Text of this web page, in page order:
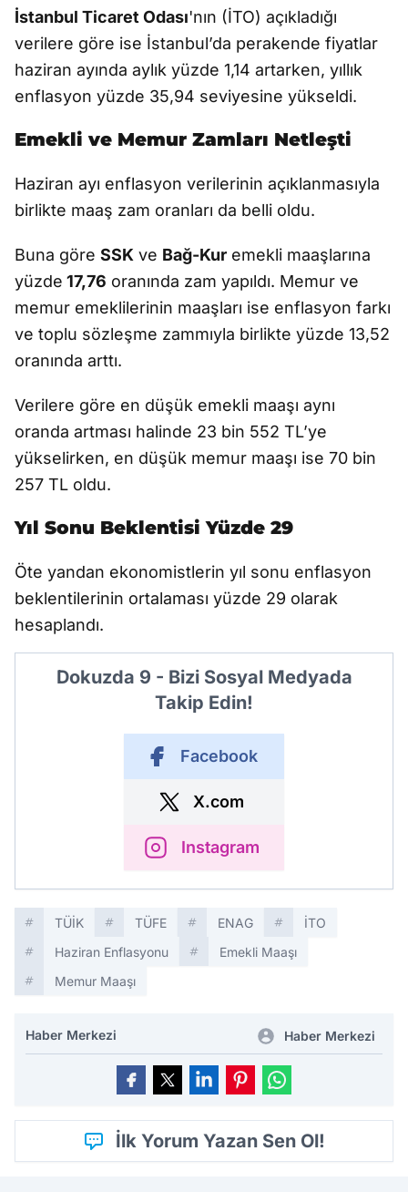
İstanbul Ticaret Odası'nın (İTO) açıkladığı
verilere göre ise İstanbul’da perakende fiyatlar
haziran ayında aylık yüzde 1,14 artarken, yıllık
enflasyon yüzde 35,94 seviyesine yükseldi.
Emekli ve Memur Zamları Netleşti
Haziran ayı enflasyon verilerinin açıklanmasıyla
birlikte maaş zam oranları da belli oldu.
Buna göre SSK ve Bağ-Kur emekli maaşlarına
yüzde 17,76 oranında zam yapıldı. Memur ve
memur emeklilerinin maaşları ise enflasyon farkı
ve toplu sözleşme zammıyla birlikte yüzde 13,52
oranında arttı.
Verilere göre en düşük emekli maaşı aynı
oranda artması halinde 23 bin 552 TL’ye
yükselirken, en düşük memur maaşı ise 70 bin
257 TL oldu.
Yıl Sonu Beklentisi Yüzde 29
Öte yandan ekonomistlerin yıl sonu enflasyon
beklentilerinin ortalaması yüzde 29 olarak
hesaplandı.
Dokuzda 9 - Bizi Sosyal Medyada
Takip Edin!
Facebook
X.com
Instagram
TÜİK TÜFE ENAG
İTO
Haziran Enflasyonu
Emekli Maaşı
Memur Maaşı
Haber Merkezi Haber Merkezi
İlk Yorum Yazan Sen Ol!